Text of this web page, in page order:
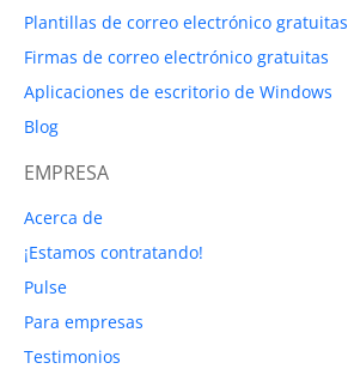
Plantillas de correo electrónico gratuitas
Firmas de correo electrónico gratuitas
Aplicaciones de escritorio de Windows
Blog
EMPRESA
Acerca de
¡Estamos contratando!
Pulse
Para empresas
Testimonios